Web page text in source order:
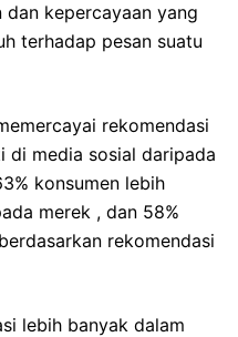
dan kepercayaan yang
terhadap pesan suatu
rekomendasi
di media sosial daripada
konsumen lebih
merek , dan 58%
rekomendasi
lebih banyak dalam